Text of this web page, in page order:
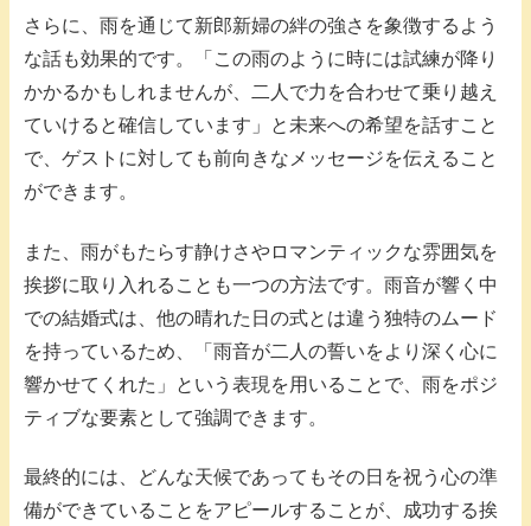
さらに、雨を通じて新郎新婦の絆の強さを象徴するよう
な話も効果的です。「この雨のように時には試練が降り
かかるかもしれませんが、二人で力を合わせて乗り越え
ていけると確信しています」と未来への希望を話すこと
で、ゲストに対しても前向きなメッセージを伝えること
ができます。
また、雨がもたらす静けさやロマンティックな雰囲気を
挨拶に取り入れることも一つの方法です。雨音が響く中
での結婚式は、他の晴れた日の式とは違う独特のムード
を持っているため、「雨音が二人の誓いをより深く心に
響かせてくれた」という表現を用いることで、雨をポジ
ティブな要素として強調できます。
最終的には、どんな天候であってもその日を祝う心の準
備ができていることをアピールすることが、成功する挨